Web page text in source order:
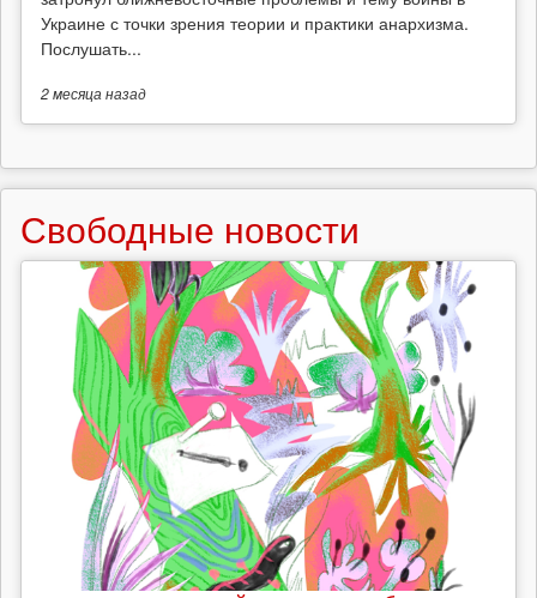
Украине с точки зрения теории и практики анархизма.
Послушать...
2 месяцаназад
Свободные новости